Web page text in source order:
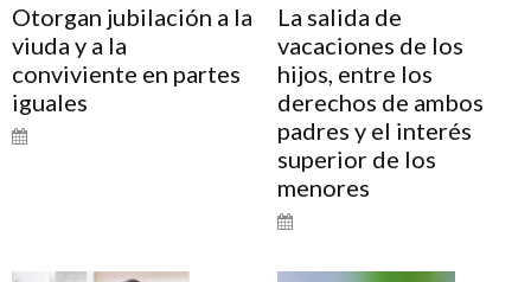
Otorgan jubilación a la
viuda y a la
conviviente en partes
iguales
La salida de
vacaciones de los
hijos, entre los
derechos de ambos
padres y el interés
superior de los
menores